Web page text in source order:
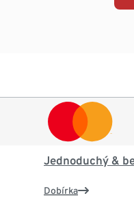
Jednoduchý &
Dobírka